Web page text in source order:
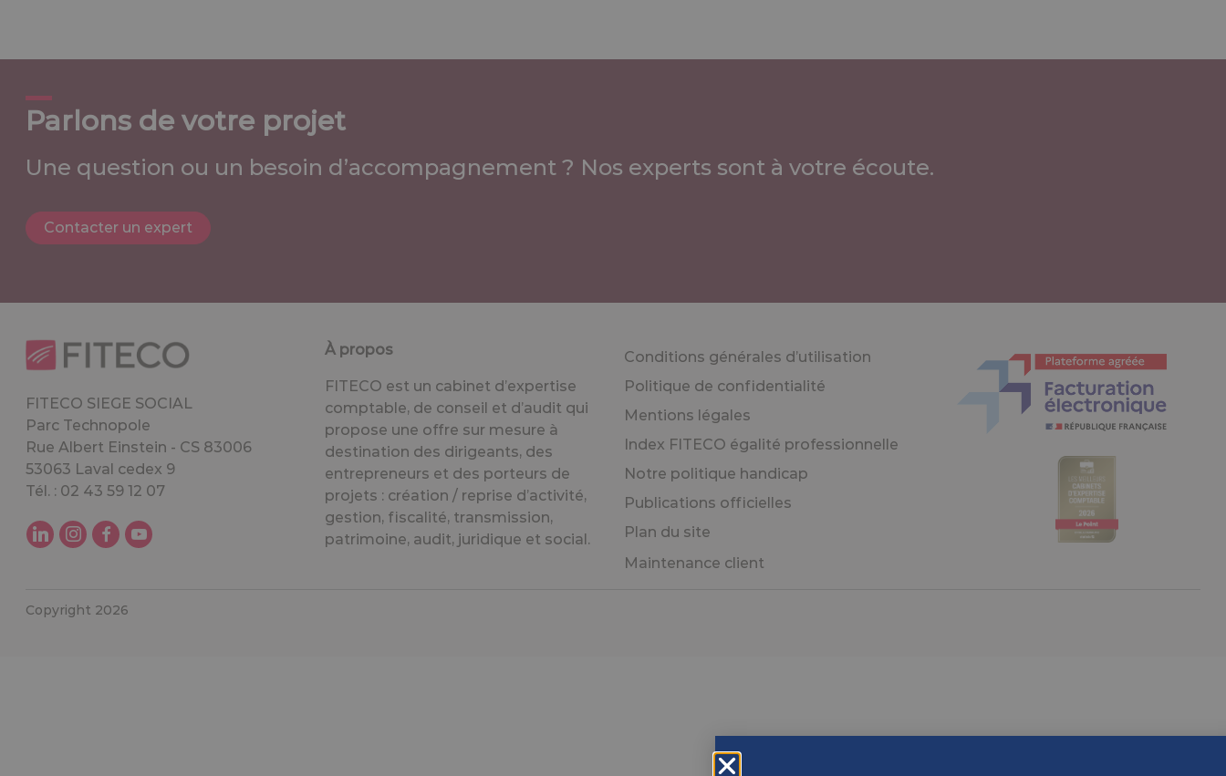
Parlons de votre projet
Une question ou un besoin d’accompagnement ? Nos experts sont à votre écoute.
Contacter un expert
FITECO SIEGE SOCIAL
Parc Technopole
Rue Albert Einstein - CS 83006
53063 Laval cedex 9
Tél. : 02 43 59 12 07
À propos
FITECO est un cabinet d’expertise
comptable, de conseil et d’audit qui
propose une offre sur mesure à
destination des dirigeants, des
entrepreneurs et des porteurs de
projets : création / reprise d’activité,
gestion, fiscalité, transmission,
patrimoine, audit, juridique et social.
Conditions générales d’utilisation
Politique de confidentialité
Mentions légales
Index FITECO égalité professionnelle
Notre politique handicap
Publications officielles
Plan du site
Maintenance client
Copyright 2026